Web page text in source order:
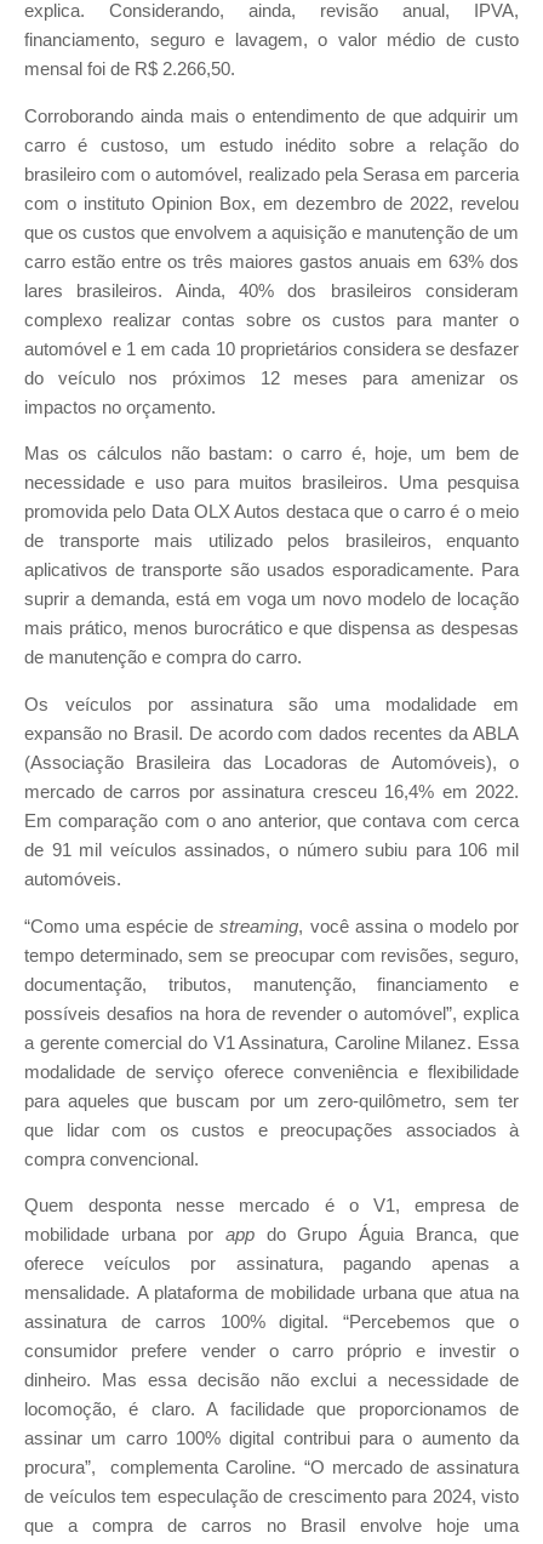
explica. Considerando, ainda, revisão anual, IPVA,
financiamento, seguro e lavagem, o valor médio de custo
mensal foi de R$ 2.266,50.
Corroborando ainda mais o entendimento de que adquirir um
carro é custoso, um estudo inédito sobre a relação do
brasileiro com o automóvel, realizado pela Serasa em parceria
com o instituto Opinion Box, em dezembro de 2022, revelou
que os custos que envolvem a aquisição e manutenção de um
carro estão entre os três maiores gastos anuais em 63% dos
lares brasileiros. Ainda, 40% dos brasileiros consideram
complexo realizar contas sobre os custos para manter o
automóvel e 1 em cada 10 proprietários considera se desfazer
do veículo nos próximos 12 meses para amenizar os
impactos no orçamento.
Mas os cálculos não bastam: o carro é, hoje, um bem de
necessidade e uso para muitos brasileiros. Uma pesquisa
promovida pelo Data OLX Autos destaca que o carro é o meio
de transporte mais utilizado pelos brasileiros, enquanto
aplicativos de transporte são usados esporadicamente. Para
suprir a demanda, está em voga um novo modelo de locação
mais prático, menos burocrático e que dispensa as despesas
de manutenção e compra do carro.
Os veículos por assinatura são uma modalidade em
expansão no Brasil. De acordo com dados recentes da ABLA
(Associação Brasileira das Locadoras de Automóveis), o
mercado de carros por assinatura cresceu 16,4% em 2022.
Em comparação com o ano anterior, que contava com cerca
de 91 mil veículos assinados, o número subiu para 106 mil
automóveis.
“Como uma espécie destreaming, você assina o modelo por
tempo determinado, sem se preocupar com revisões, seguro,
documentação, tributos, manutenção, financiamento e
possíveis desafios na hora de revender o automóvel”, explica
a gerente comercial do V1 Assinatura, Caroline Milanez. Essa
modalidade de serviço oferece conveniência e flexibilidade
para aqueles que buscam por um zero-quilômetro, sem ter
que lidar com os custos e preocupações associados à
compra convencional.
Quem desponta nesse mercado é o V1, empresa de
mobilidade urbana por app do Grupo Águia Branca, que
oferece veículos por assinatura, pagando apenas a
mensalidade. A plataforma de mobilidade urbana que atua na
assinatura de carros 100% digital. “Percebemos que o
consumidor prefere vender o carro próprio e investir o
dinheiro. Mas essa decisão não exclui a necessidade de
locomoção, é claro. A facilidade que proporcionamos de
assinar um carro 100% digital contribui para o aumento da
procura”, complementa Caroline. “O mercado de assinatura
de veículos tem especulação de crescimento para 2024, visto
que a compra de carros no Brasil envolve hoje uma